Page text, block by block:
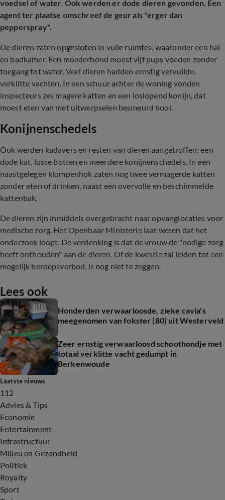
voedsel of water. Ook werden er dode dieren gevonden. Een
agent ter plaatse omschreef de geur als "erger dan
pepperspray".
De dieren zaten opgesloten in vuile ruimtes, waaronder een hal
en badkamer. Een moederhond moest vijf pups voeden zonder
toegang tot water. Veel dieren hadden ernstig vervuilde,
verklitte vachten. In een schuur achter de woning vonden
inspecteurs zes magere katten en een loslopend konijn, dat
moest eten van met uitwerpselen besmeurd hooi.
Konijnenschedels
Ook werden kadavers en resten van dieren aangetroffen: een
dode kat, losse botten en meerdere konijnenschedels. In een
naastgelegen klompenhok zaten nog twee vermagerde katten
zonder eten of drinken, naast een overvolle en beschimmelde
kattenbak.
De dieren zijn inmiddels overgebracht naar opvanglocaties voor
medische zorg. Het Openbaar Ministerie laat weten dat het
onderzoek loopt. De verdenking is dat de vrouw de "nodige zorg
heeft onthouden" aan de dieren. Of de kwestie zal leiden tot een
mogelijk beroepsverbod, is nog niet te zeggen.
Lees ook
Honderden verwaarloosde, zieke cavia's
meegenomen van fokster (80) uit Westerveld
Zeer ernstig verwaarloosd schoothondje met
totaal verklitte vacht gedumpt in
Berkenwoude
Laatste nieuws
112
Advies & Tips
Economie
Entertainment
Infrastructuur
Milieu en Gezondheid
Politiek
Royalty
Sport